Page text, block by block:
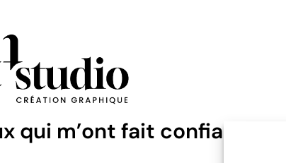
qui m’ont fait confiance